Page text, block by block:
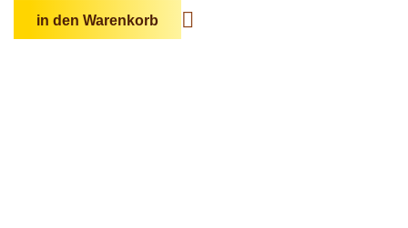
in den Warenkorb